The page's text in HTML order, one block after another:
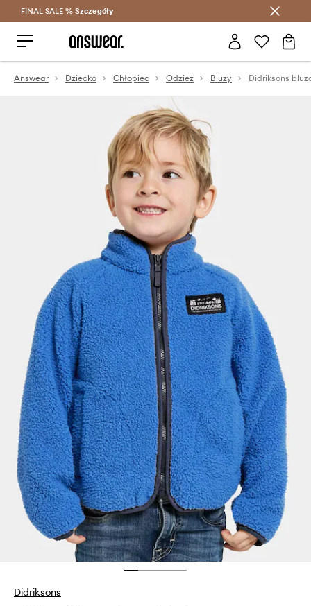
Oszczędzaj z Answear Club >
FINAL SALE % Szczegóły
Answear Dziecko Chłopiec Odzież Bluzy
Didriksons